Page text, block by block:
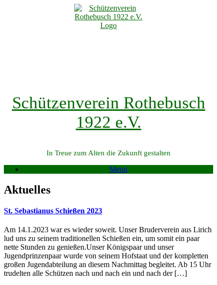
Schützenverein Rothebusch
1922 e.V.
In Treue zum Alten die Zukunft gestalten
Menü
Aktuelles
St. Sebastianus Schießen 2023
Am 14.1.2023 war es wieder soweit. Unser Bruderverein aus Lirich
lud uns zu seinem traditionellen Schießen ein, um somit ein paar
nette Stunden zu genießen.Unser Königspaar und unser
Jugendprinzenpaar wurde von seinem Hofstaat und der kompletten
großen Jugendabteilung an diesem Nachmittag begleitet. Ab 15 Uhr
trudelten alle Schützen nach und nach ein und nach der […]